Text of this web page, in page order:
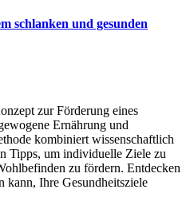
schlanken und gesunden
zur Förderung eines
Ernährung und
kombiniert wissenschaftlich
Tipps, um individuelle Ziele zu
zu fördern. Entdecken
kann, Ihre Gesundheitsziele